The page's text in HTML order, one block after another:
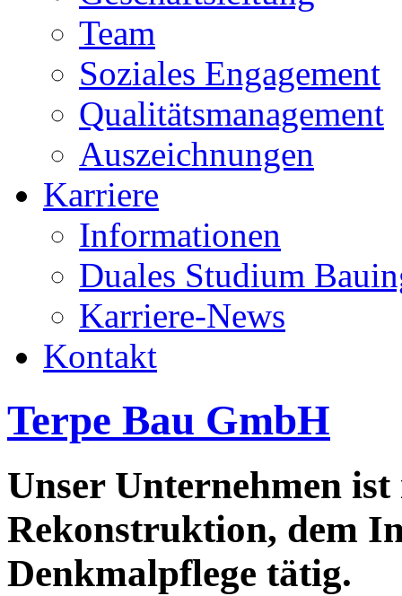
Team
Soziales Engagement
Qualitätsmanagement
Auszeichnungen
Karriere
Informationen
Duales Studium
Karriere-News
Kontakt
Terpe Bau GmbH
Unser Unternehmen
Rekonstruktion, dem
Denkmalpflege tätig.